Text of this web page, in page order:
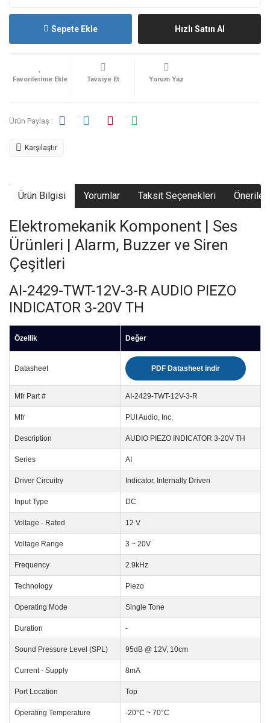
Sepete Ekle Hızlı Satın Al
Tavsiye Et Yorum Yaz
Ürün Paylaş :
Karşılaştır
Ürün Bilgisi Yorumlar Taksit Seçenekleri
Elektromekanik Komponent | Ses
Ürünleri | Alarm, Buzzer ve Siren
Çeşitleri
AI-2429-TWT-12V-3-R AUDIO PIEZO
INDICATOR 3-20V TH
Özellik Değer
Datasheet PDF Datasheet indir
Mfr Part # AI-2429-TWT-12V-3-R
Mfr PUI Audio, Inc.
Description AUDIO PIEZO INDICATOR 3-20V TH
Series AI
Driver Circuitry Indicator, Internally Driven
Input Type DC
Voltage - Rated 12 V
Voltage Range 3 ~ 20V
Frequency 2.9kHz
Technology Piezo
Operating Mode Single Tone
Duration -
Sound Pressure Level (SPL) 95dB @ 12V, 10cm
Current - Supply 8mA
Port Location Top
Operating Temperature -20°C ~ 70°C